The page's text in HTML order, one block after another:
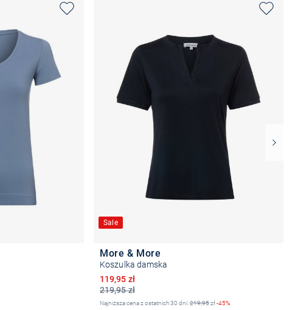
Sale
More & More
Koszulka damska
219,95 zł
Obniżona cena
119,95 zł
Najniższa cena z ostatnich 30 dni:219,95zł-45%